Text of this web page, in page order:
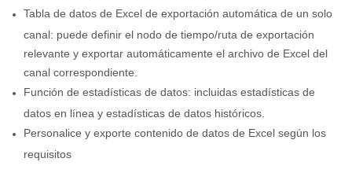
Tabla de datos de Excel de exportación automática de un solo
canal: puede definir el nodo de tiempo/ruta de exportación
relevante y exportar automáticamente el archivo de Excel del
canal correspondiente.
Función de estadísticas de datos: incluidas estadísticas de
datos en línea y estadísticas de datos históricos.
Personalice y exporte contenido de datos de Excel según los
requisitos